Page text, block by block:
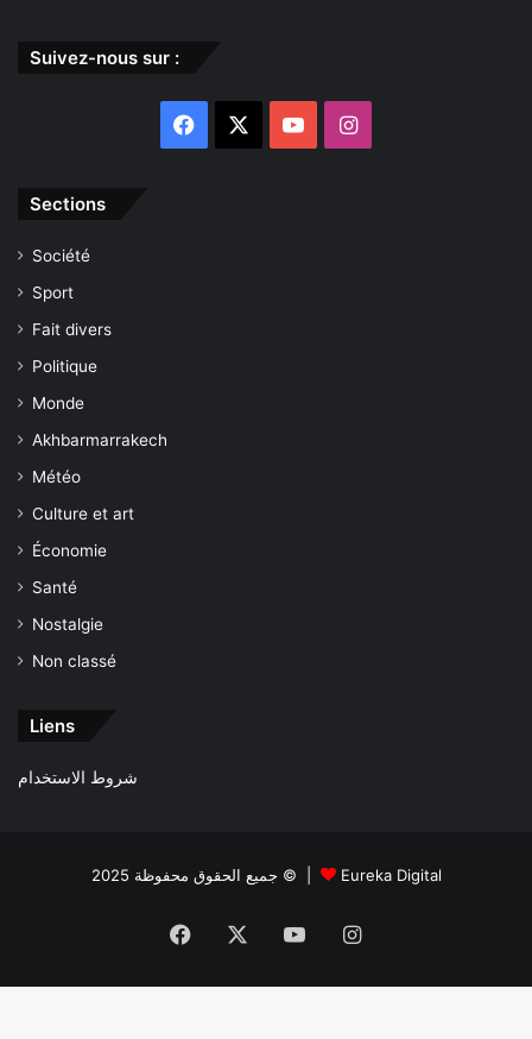
Suivez-nous sur :
Facebook YouTubeInstagram
Sections
Société
Sport
Fait divers
Politique
Monde
Akhbarmarrakech
Météo
Culture et art
Économie
Santé
Nostalgie
Non classé
Liens
شروط الاستخدام
جميع الحقوق محفوظة 2025 © | Eureka Digital
Facebook YouTubeInstagram